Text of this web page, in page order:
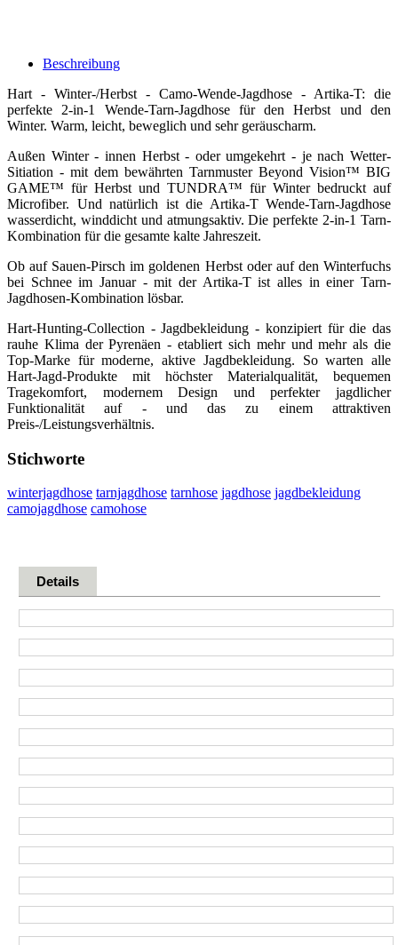
Details
Beschreibung
Hart - Winter-/Herbst - Camo-Wende-Jagdhose - Artika-T: die
perfekte 2-in-1 Wende-Tarn-Jagdhose für den Herbst und den
Winter. Warm, leicht, beweglich und sehr geräuscharm.
Außen Winter - innen Herbst - oder umgekehrt - je nach Wetter-
Sitiation - mit dem bewährten Tarnmuster Beyond Vision™ BIG
GAME™ für Herbst und TUNDRA™ für Winter bedruckt auf
Microfiber. Und natürlich ist die Artika-T Wende-Tarn-Jagdhose
wasserdicht, winddicht und atmungsaktiv. Die perfekte 2-in-1 Tarn-
Kombination für die gesamte kalte Jahreszeit.
Ob auf Sauen-Pirsch im goldenen Herbst oder auf den Winterfuchs
bei Schnee im Januar - mit der Artika-T ist alles in einer Tarn-
Jagdhosen-Kombination lösbar.
Hart-Hunting-Collection - Jagdbekleidung - konzipiert für die das
rauhe Klima der Pyrenäen - etabliert sich mehr und mehr als die
Top-Marke für moderne, aktive Jagdbekleidung. So warten alle
Hart-Jagd-Produkte mit höchster Materialqualität, bequemen
Tragekomfort, modernem Design und perfekter jagdlicher
Funktionalität auf - und das zu einem attraktiven
Preis-/Leistungsverhältnis.
Stichworte
winterjagdhose tarnjagdhose tarnhose jagdhose jagdbekleidung
camojagdhose camohose